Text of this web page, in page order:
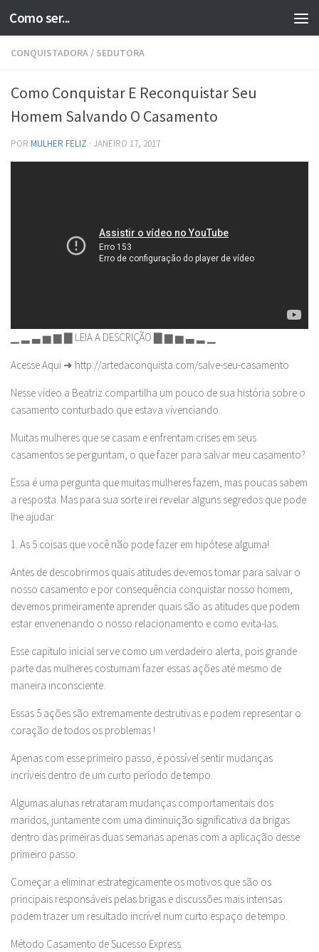
Skip to content
Como ser...
CONQUISTADORA / SEDUTORA
Como Conquistar E Reconquistar Seu
Homem Salvando O Casamento
POR MULHER FELIZ · JANEIRO 17, 2017
▁ ▂ ▃ ▅ ▆ ▇ LEIA A DESCRIÇÃO ▇ ▆ ▅ ▃ ▂ ▁
Acesse Aqui ➜ http://artedaconquista.com/salve-seu-casamento
Nesse vídeo a Beatriz compartilha um pouco de sua história sobre o
casamento conturbado que estava vivenciando.
Muitas mulheres que se casam e enfrentam crises em seus
casamentos se perguntam, o que fazer para salvar meu casamento?
Essa é uma pergunta que muitas mulheres fazem, mas poucas sabem
a resposta. Mas para sua sorte irei revelar alguns segredos que pode
lhe ajudar.
1. As 5 coisas que você não pode fazer em hipótese alguma!
Antes de descobrirmos quais atitudes devemos tomar para salvar o
nosso casamento e por consequência conquistar nosso homem,
devemos primeiramente aprender quais são as atitudes que podem
estar envenenando o nosso relacionamento e como evita-las.
Esse capitulo inicial serve como um verdadeiro alerta, pois grande
parte das mulheres costumam fazer essas ações até mesmo de
maneira inconsciente.
Essas 5 ações são extremamente destrutivas e podem representar o
coração de todos os problemas !
Apenas com esse primeiro passo, é possível sentir mudanças
incríveis dentro de um curto período de tempo.
Algumas alunas retrataram mudanças comportamentais dos
maridos, juntamente com uma diminuição significativa da brigas
dentro das primeiras duas semanas apenas com a aplicação desse
primeiro passo.
Começar a eliminar estrategicamente os motivos que são os
principais responsáveis pelas brigas e discussões mais intensas
podem trazer um resultado incrível num curto espaço de tempo.
Método Casamento de Sucesso Express.